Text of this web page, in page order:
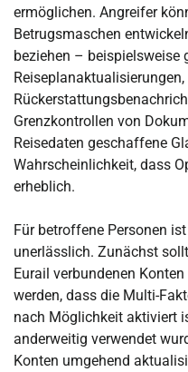
ermöglichen. Angreifer
Betrugsmaschen
beziehen – beispielsweise
Reiseplanaktualisierungen,
Grenzkontrollen von
Reisedaten geschaffene
Wahrscheinlichkeit, dass
erheblich.
Für betroffene Personen
unerlässlich. Zunächst
Eurail verbundenen
werden, dass die Multi-
nach Möglichkeit aktiviert
anderweitig verwendet
Konten umgehend